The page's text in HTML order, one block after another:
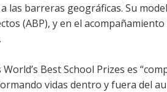
las barreras geográficas. Su
(ABP), y en el
Best School Prizes es
vidas dentro y fuera del